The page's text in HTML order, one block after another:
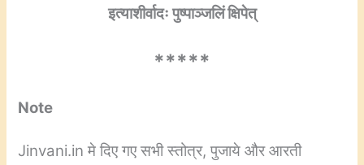
इत्याशीर्वादः पुष्पाञ्जलिं क्षिपेत्
*****
Note
Jinvani.in मे दिए गए सभी स्तोत्र, पुजाये और आरती